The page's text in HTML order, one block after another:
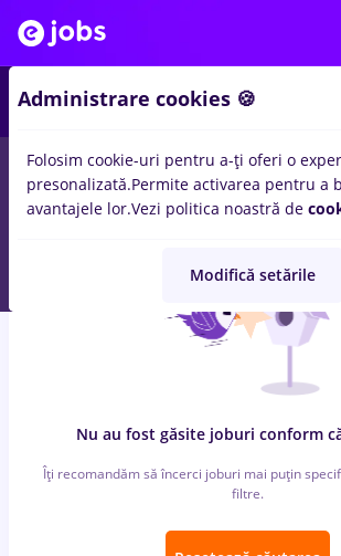
locuri de muncajob online inBucuresti
Banci, IT / Telecom
Nu au fost găsite joburi conform
Îți recomandăm să încerci joburi mai puțin
filtre.
Administrare cookies 🍪
Folosim cookie-uri pentru a-ți oferi o
presonalizată.Permite activarea pentru a
avantajele lor.Vezi politica noastră de
Modifică setările